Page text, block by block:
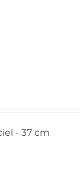
- 37 cm